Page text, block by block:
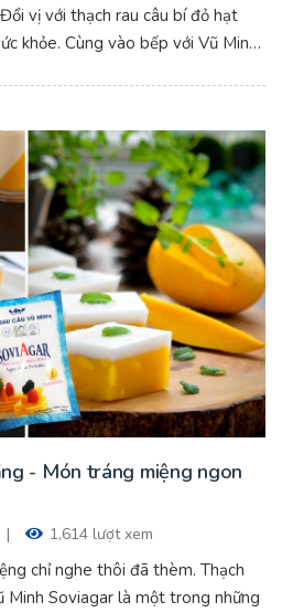
vị với thạch rau câu bí đỏ hạt
khỏe. Cùng vào bếp với Vũ Minh
- Món tráng miệng ngon
| 1,614 lượt xem
chỉ nghe thôi đã thèm. Thạch
Minh Soviagar là một trong những